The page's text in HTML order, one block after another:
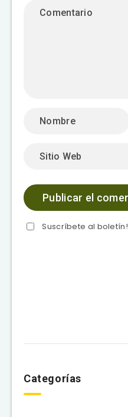
Suscríbete al boletín!
Categorías